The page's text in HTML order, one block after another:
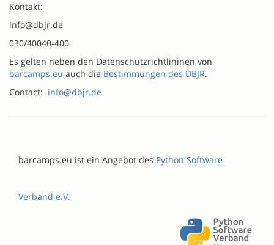
Kontakt:
info@dbjr.de
030/40040-400
Es gelten neben den Datenschutzrichtlininen von
barcamps.eu auch die Bestimmungen des DBJR.
Contact: info@dbjr.de
barcamps.eu ist ein Angebot des Python Software
Verband e.V.